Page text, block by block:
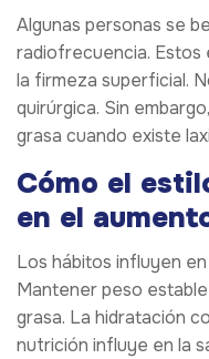
Algunas personas se
radiofrecuencia. Estos
la firmeza superficial.
quirúrgica. Sin
grasa cuando existe
Cómo el
en el
Los hábitos influyen
Mantener peso
grasa. La hidratación
nutrición influye en la